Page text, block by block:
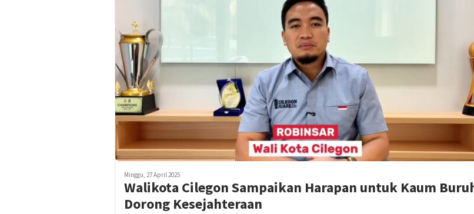
Minggu, 27 April 2025
Walikota Cilegon Sampaikan Harapan untuk Kaum
Dorong Kesejahteraan